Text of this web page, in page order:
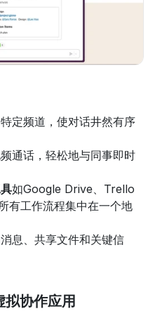
定频道，使对话井然有序
通话，轻松地与同事即时
如Google Drive、Trello
有工作流程集中在一个地
息、共享文件和关键信
协作应用